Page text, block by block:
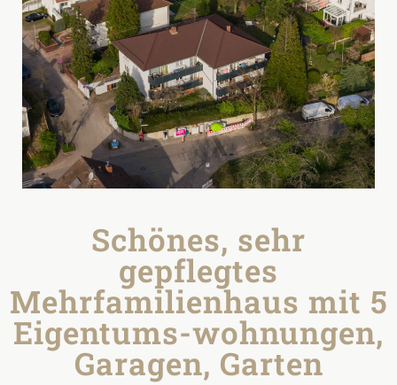
Schönes, sehr
gepflegtes
Mehrfamilienhaus mit 5
Eigentums-wohnungen,
Garagen, Garten